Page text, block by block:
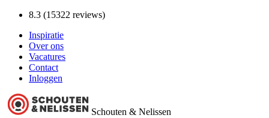
8.3 (15322 reviews)
Inspiratie
Over ons
Vacatures
Contact
Inloggen
Schouten & Nelissen